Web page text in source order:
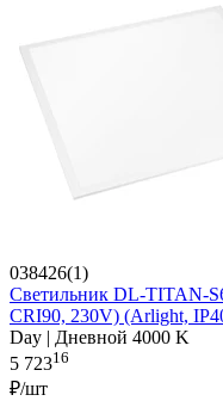
038426(1)
Светильник DL-TITAN-
CRI90, 230V) (Arlight,
Day | Дневной 4000 K
5 72316
₽/шт